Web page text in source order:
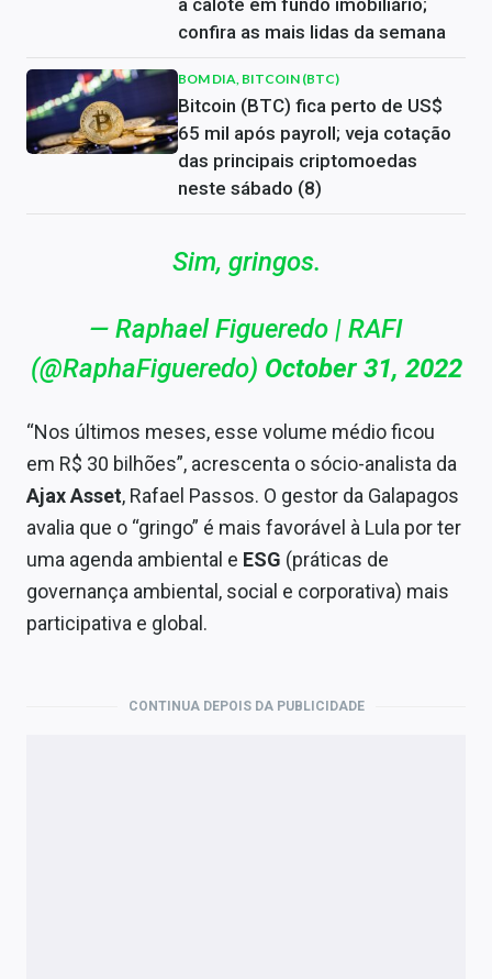
a calote em fundo imobiliário;
confira as mais lidas da semana
BOM DIA, BITCOIN (BTC)
Bitcoin (BTC) fica perto de US$
65 mil após payroll; veja cotação
das principais criptomoedas
neste sábado (8)
Sim, gringos.
— Raphael Figueredo | RAFI
(@RaphaFigueredo) October 31, 2022
“Nos últimos meses, esse volume médio ficou
em R$ 30 bilhões”, acrescenta o sócio-analista da
Ajax Asset, Rafael Passos. O gestor da Galapagos
avalia que o “gringo” é mais favorável à Lula por ter
uma agenda ambiental e ESG (práticas de
governança ambiental, social e corporativa) mais
participativa e global.
CONTINUA DEPOIS DA PUBLICIDADE